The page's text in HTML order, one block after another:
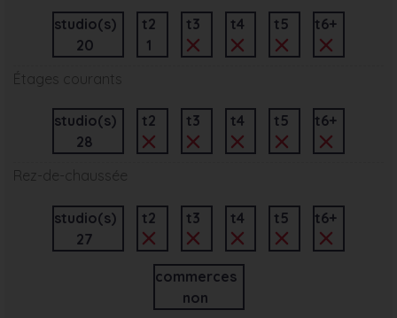
studio(s)
20
t2
1
t3 t4 t5 t6+
Étages courants
studio(s)
28
t2 t3 t4 t5 t6+
Rez-de-chaussée
studio(s)
27
t2 t3 t4 t5 t6+
commerces
non